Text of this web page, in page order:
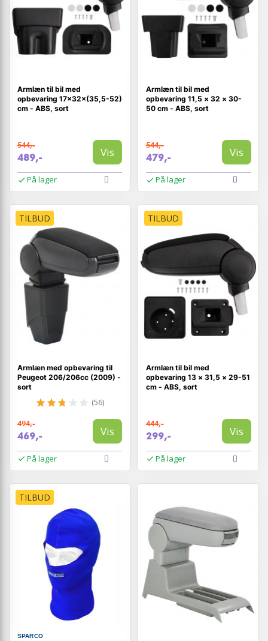
Armlæn til bil med
opbevaring 17×32×(35,5-52)
cm - ABS, sort
544,-
489,- Vis
På lager
Armlæn til bil med
opbevaring 11,5 × 32 × 30-
50 cm - ABS, sort
544,-
479,- Vis
På lager
TILBUD
Armlæn med opbevaring til
Peugeot 206/206cc (2009) -
sort
(56)
494,-
469,- Vis
På lager
TILBUD
Armlæn til bil med
opbevaring 13 × 31,5 × 29-51
cm - ABS, sort
444,-
299,- Vis
På lager
TILBUD
SPARCO